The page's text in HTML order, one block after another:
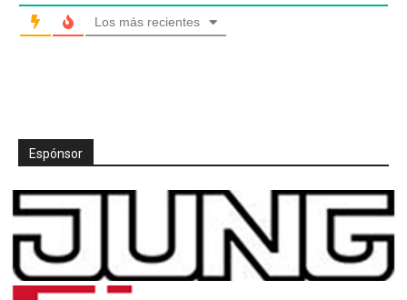
Los más recientes
Espónsor